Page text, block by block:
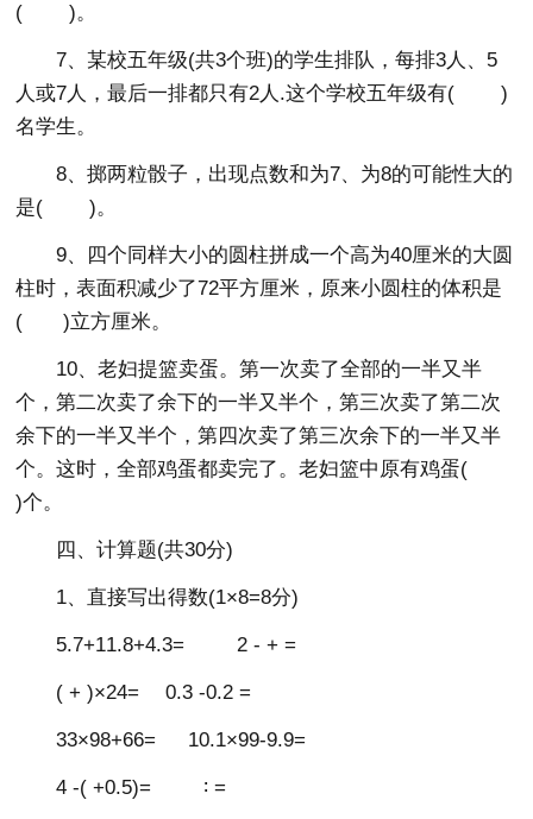
( )。
7、某校五年级(共3个班)的学生排队，每排3人、5
人或7人，最后一排都只有2人.这个学校五年级有( )
名学生。
8、掷两粒骰子，出现点数和为7、为8的可能性大的
是( )。
9、四个同样大小的圆柱拼成一个高为40厘米的大圆
柱时，表面积减少了72平方厘米，原来小圆柱的体积是
( )立方厘米。
10、老妇提篮卖蛋。第一次卖了全部的一半又半
个，第二次卖了余下的一半又半个，第三次卖了第二次
余下的一半又半个，第四次卖了第三次余下的一半又半
个。这时，全部鸡蛋都卖完了。老妇篮中原有鸡蛋(
)个。
四、计算题(共30分)
1、直接写出得数(1×8=8分)
5.7+11.8+4.3= 2 - + =
( + )×24= 0.3 -0.2 =
33×98+66= 10.1×99-9.9=
4 -( +0.5)= ∶ =